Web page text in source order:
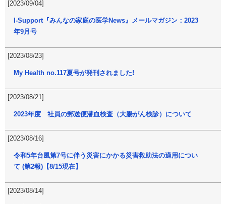
[2023/09/04]
I-Support『みんなの家庭の医学News』メールマガジン：2023
年9月号
[2023/08/23]
My Health no.117夏号が発刊されました!
[2023/08/21]
2023年度 社員の郵送便潜血検査（大腸がん検診）について
[2023/08/16]
令和5年台風第7号に伴う災害にかかる災害救助法の適用につい
て (第2報)【8/15現在】
[2023/08/14]